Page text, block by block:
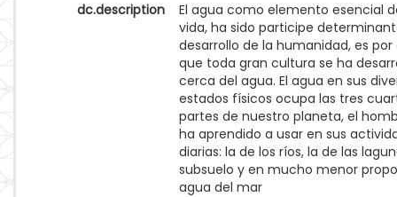
dc.description
El agua como elemento esencial
vida, ha sido participe
desarrollo de la humanidad, es por
que toda gran cultura se ha
cerca del agua. El agua en sus
estados físicos ocupa las tres
partes de nuestro planeta, el
ha aprendido a usar en sus
diarias: la de los ríos, la de las
subsuelo y en mucho menor
agua del mar